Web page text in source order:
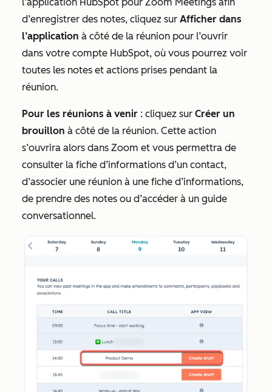
d’enregistrer des notes, cliquez sur Afficher dans
l’application à côté de la réunion pour l’ouvrir
dans votre compte HubSpot, où vous pourrez voir
toutes les notes et actions prises pendant la
réunion.
Pour les réunions à venir : cliquez sur Créer un
brouillon à côté de la réunion. Cette action
s’ouvrira alors dans Zoom et vous permettra de
consulter la fiche d’informations d’un contact,
d’associer une réunion à une fiche d’informations,
de prendre des notes ou d’accéder à un guide
conversationnel.